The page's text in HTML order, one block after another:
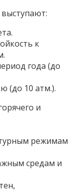
к
года (до
(до 10 атм.).
и
режимам
средам и